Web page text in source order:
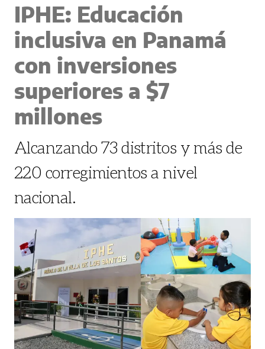
IPHE: Educación
inclusiva en Panamá
con inversiones
superiores a $7
millones
Alcanzando 73 distritos y más de
220 corregimientos a nivel
nacional.